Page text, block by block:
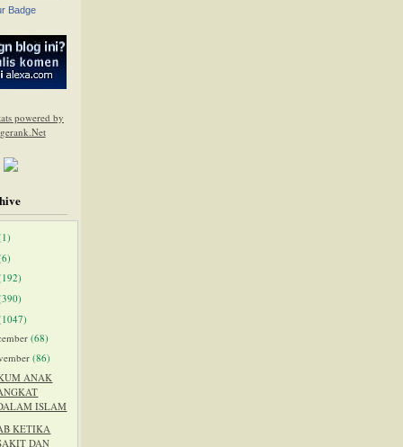
Badge
(68)
(86)
ANAK
ISLAM
KETIKA
DAN